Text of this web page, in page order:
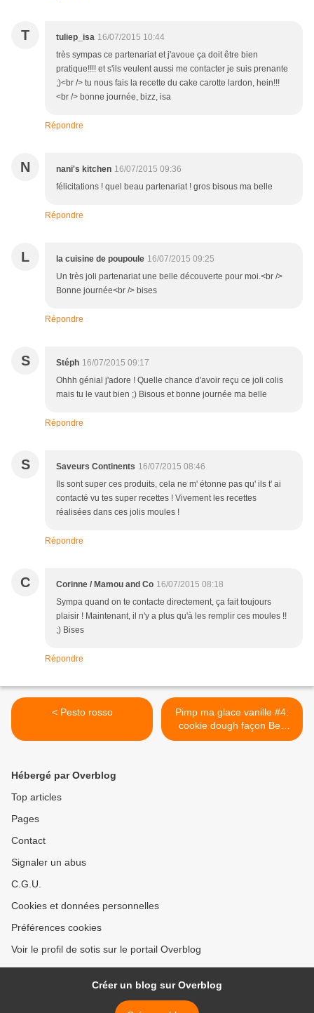
T tuliep_isa 16/07/2015 10:44
très sympas ce partenariat et j'avoue ça doit être bien
pratique!!!! et s'ils veulent aussi me contacter je suis prenante
;)<br /> tu nous fais la recette du cake carotte lardon, hein!!!
<br /> bonne journée, bizz, isa
Répondre
N nani's kitchen 16/07/2015 09:36
félicitations ! quel beau partenariat ! gros bisous ma belle
Répondre
L la cuisine de poupoule 16/07/2015 09:25
Un très joli partenariat une belle découverte pour moi.<br />
Bonne journée<br /> bises
Répondre
S Stéph 16/07/2015 09:17
Ohhh génial j'adore ! Quelle chance d'avoir reçu ce joli colis
mais tu le vaut bien ;) Bisous et bonne journée ma belle
Répondre
S Saveurs Continents 16/07/2015 08:46
Ils sont super ces produits, cela ne m' étonne pas qu' ils t' ai
contacté vu tes super recettes ! Vivement les recettes
réalisées dans ces jolis moules !
Répondre
C Corinne / Mamou and Co 16/07/2015 08:18
Sympa quand on te contacte directement, ça fait toujours
plaisir ! Maintenant, il n'y a plus qu'à les remplir ces moules !!
;) Bises
Répondre
< Pesto rosso
Pimp ma glace vanille #4:
cookie dough façon Ben
and Jerry's >
Hébergé par Overblog
Top articles
Pages
Contact
Signaler un abus
C.G.U.
Cookies et données personnelles
Préférences cookies
Voir le profil de sotis sur le portail Overblog
Créer un blog sur Overblog